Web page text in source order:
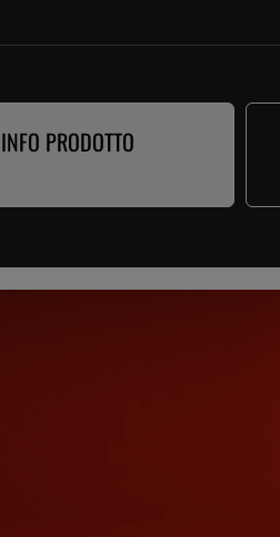
INFO PRODOTTO